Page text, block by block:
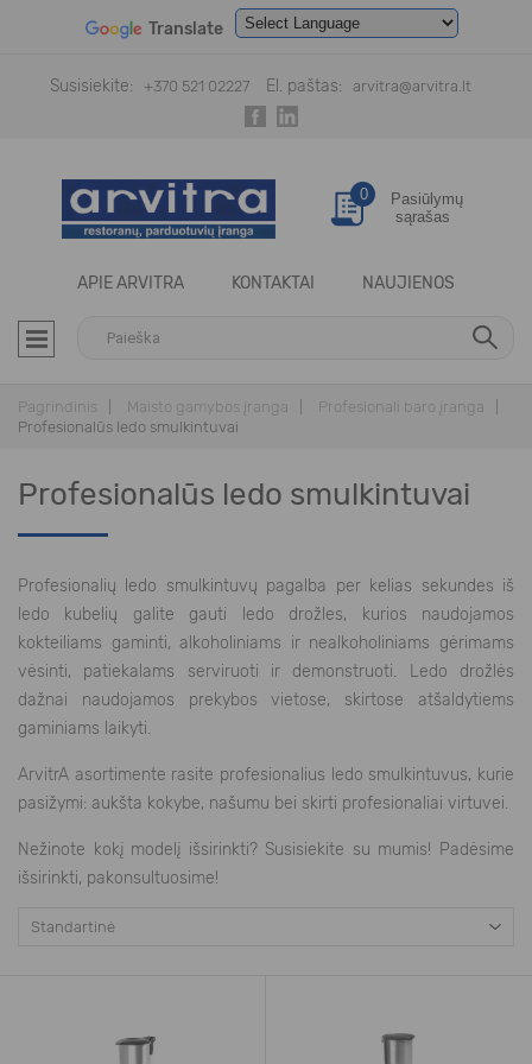
Translate
Susisiekite:
+370 521 02227 El. paštas: arvitra@arvitra.lt
APIE ARVITRA KONTAKTAI NAUJIENOS
0
Pasiūlymų
sąrašas
Pagrindinis Maisto gamybos įranga
Profesionali baro įranga
Profesionalūs ledo smulkintuvai
Profesionalūs ledo smulkintuvai
Profesionalių ledo smulkintuvų pagalba per kelias sekundes iš
ledo kubelių galite gauti ledo drožles, kurios naudojamos
kokteiliams gaminti, alkoholiniams ir nealkoholiniams gėrimams
vėsinti, patiekalams serviruoti ir demonstruoti. Ledo drožlės
dažnai naudojamos prekybos vietose, skirtose atšaldytiems
gaminiams laikyti.
ArvitrA asortimente rasite profesionalius ledo smulkintuvus, kurie
pasižymi: aukšta kokybe, našumu bei skirti profesionaliai virtuvei.
Nežinote kokį modelį išsirinkti? Susisiekite su mumis! Padėsime
išsirinkti, pakonsultuosime!